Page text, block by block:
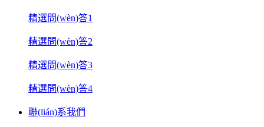
精選問(wèn)答1
精選問(wèn)答2
精選問(wèn)答3
精選問(wèn)答4
聯(lián)系我們